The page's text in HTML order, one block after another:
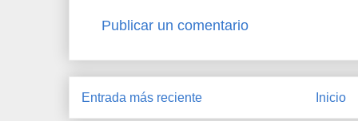
Publicar un comentario
Entrada más reciente Inicio